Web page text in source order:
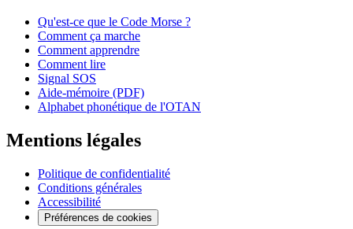
Qu'est-ce que le Code Morse ?
Comment ça marche
Comment apprendre
Comment lire
Signal SOS
Aide-mémoire (PDF)
Alphabet phonétique de l'OTAN
Mentions légales
Politique de confidentialité
Conditions générales
Accessibilité
Préférences de cookies